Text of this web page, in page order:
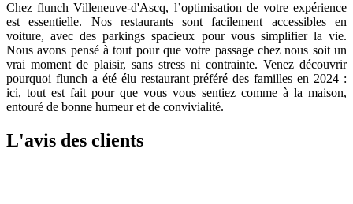
Chez flunch Villeneuve-d'Ascq, l’optimisation de votre expérience
est essentielle. Nos restaurants sont facilement accessibles en
voiture, avec des parkings spacieux pour vous simplifier la vie.
Nous avons pensé à tout pour que votre passage chez nous soit un
vrai moment de plaisir, sans stress ni contrainte. Venez découvrir
pourquoi flunch a été élu restaurant préféré des familles en 2024 :
ici, tout est fait pour que vous vous sentiez comme à la maison,
entouré de bonne humeur et de convivialité.
L'avis des clients